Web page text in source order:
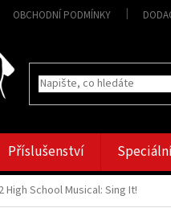
OBCHODNÍ PODMÍNKY
Příslušenství
High School Musical: Sing It!